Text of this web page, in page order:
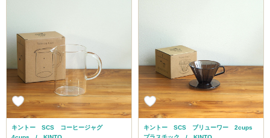
キントー SCS コーヒージャグ
キントー SCS ブリューワー 2cups